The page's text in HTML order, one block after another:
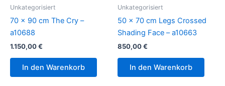
Unkategorisiert
70 x 90 cm The Cry –
a10688
1.150,00€
In den Warenkorb
Unkategorisiert
50 x 70 cm Legs Crossed
Shading Face – a10663
850,00€
In den Warenkorb